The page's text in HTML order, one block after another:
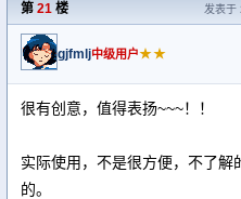
第 21 楼 发表于
gjfmlj中级用户★★
很有创意，值得表扬~~~！！
实际使用，不是很方便，不了解
的。